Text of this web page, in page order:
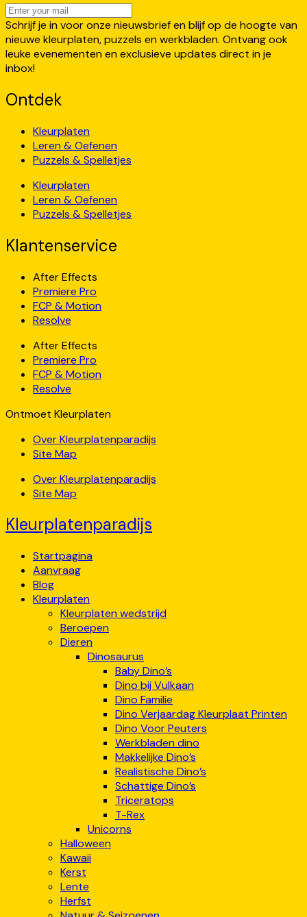
Schrijf je in voor onze nieuwsbrief en blijf op de hoogte van
nieuwe kleurplaten, puzzels en werkbladen. Ontvang ook
leuke evenementen en exclusieve updates direct in je
inbox!
Ontdek
Kleurplaten
Leren & Oefenen
Puzzels & Spelletjes
Kleurplaten
Leren & Oefenen
Puzzels & Spelletjes
Klantenservice
After Effects
Premiere Pro
FCP & Motion
Resolve
After Effects
Premiere Pro
FCP & Motion
Resolve
Ontmoet Kleurplaten
Over Kleurplatenparadijs
Site Map
Over Kleurplatenparadijs
Site Map
Kleurplatenparadijs
Startpagina
Aanvraag
Blog
Kleurplaten
Kleurplaten wedstrijd
Beroepen
Dieren
Dinosaurus
Baby Dino’s
Dino bij Vulkaan
Dino Familie
Dino Verjaardag Kleurplaat Printen
Dino Voor Peuters
Werkbladen dino
Makkelijke Dino’s
Realistische Dino’s
Schattige Dino’s
Triceratops
T-Rex
Unicorns
Halloween
Kawaii
Kerst
Lente
Herfst